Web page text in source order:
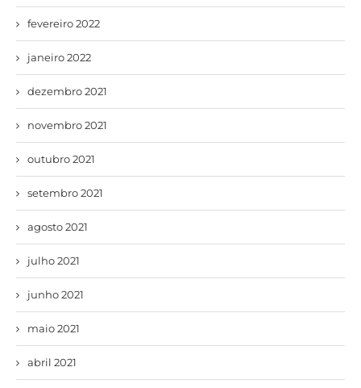
fevereiro 2022
janeiro 2022
dezembro 2021
novembro 2021
outubro 2021
setembro 2021
agosto 2021
julho 2021
junho 2021
maio 2021
abril 2021